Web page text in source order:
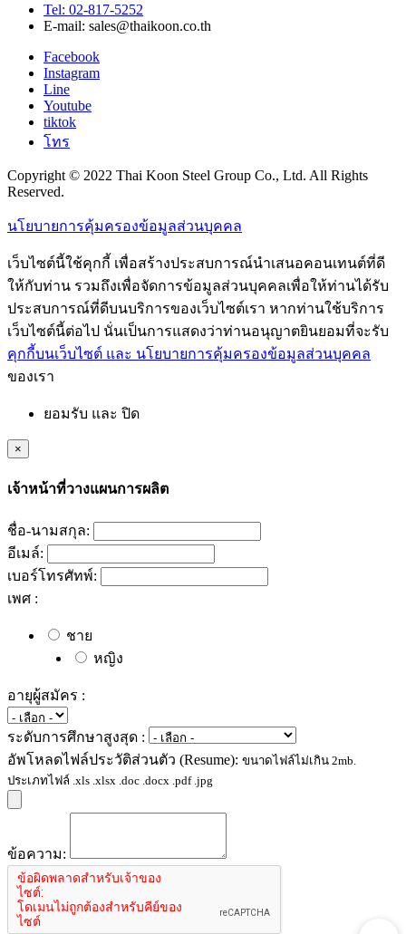
Tel: 02-817-5252
E-mail: sales@thaikoon.co.th
Facebook
Instagram
Line
Youtube
tiktok
โทร
Copyright © 2022 Thai Koon Steel Group Co., Ltd. All Rights
Reserved.
นโยบายการคุ้มครองข้อมูลส่วนบุคคล
เว็บไซต์นี้ใช้คุกกี้ เพื่อสร้างประสบการณ์นำเสนอคอนเทนต์ที่ดี
ให้กับท่าน รวมถึงเพื่อจัดการข้อมูลส่วนบุคคลเพื่อให้ท่านได้รับ
ประสบการณ์ที่ดีบนบริการของเว็บไซต์เรา หากท่านใช้บริการ
เว็บไซต์นี้ต่อไป นั่นเป็นการแสดงว่าท่านอนุญาตยินยอมที่จะรับ
คุกกี้บนเว็บไซต์ และ นโยบายการคุ้มครองข้อมูลส่วนบุคคล
ของเรา
ยอมรับ และ ปิด
×
เจ้าหน้าที่วางแผนการผลิต
ชื่อ-นามสกุล:
อีเมล์:
เบอร์โทรศัทพ์:
เพศ :
ชาย
หญิง
อายุผู้สมัคร :
ระดับการศึกษาสูงสุด :
อัพโหลดไฟล์ประวัติส่วนตัว (Resume): ขนาดไฟล์ไม่เกิน 2mb.
ประเภทไฟล์ .xls .xlsx .doc .docx .pdf .jpg
ข้อความ: